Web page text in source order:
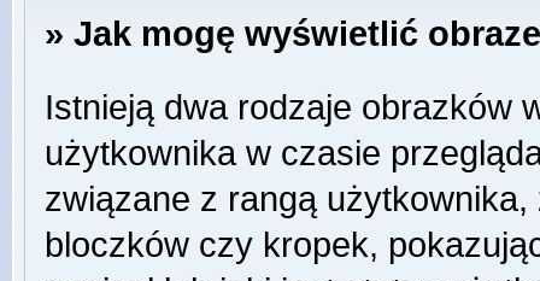
» Jak mogę wyświetlić
Istnieją dwa rodzaje obrazków
użytkownika w czasie
związane z rangą
bloczków czy kropek,